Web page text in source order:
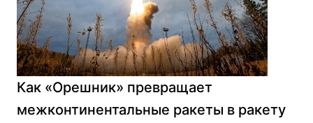
Как «Орешник» превращает
межконтинентальные ракеты в ракету